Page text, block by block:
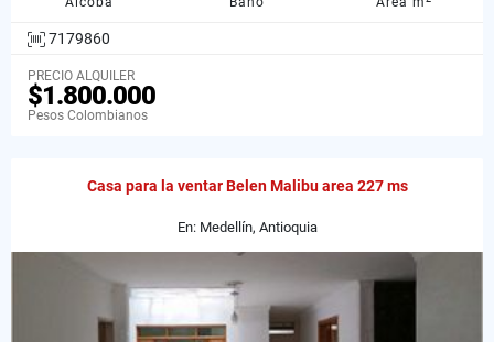
7179860
PRECIO ALQUILER
$1.800.000
Pesos Colombianos
Casa para la ventar Belen Malibu area 227 ms
En: Medellín, Antioquia